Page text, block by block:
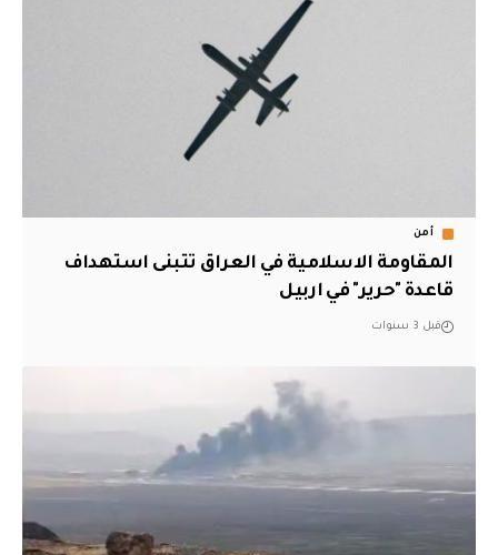
أمن
المقاومة الاسلامية في العراق تتبنى استهداف
قاعدة "حرير" في اربيل
قبل 3 سنوات